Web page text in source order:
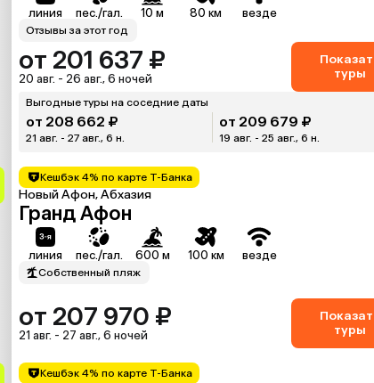
линия пес./гал. 10 м 80 км везде
Отзывы за этот год
от 201 637 ₽
20 авг. - 26 авг., 6 ночей
туры
Выгодные туры на соседние даты
от 208 662 ₽
21 авг. - 27 авг., 6 н.
от 209 679 ₽
19 авг. - 25 авг., 6 н.
Кешбэк 4% по карте Т-Банка
Новый Афон, Абхазия
Гранд Афон
линия пес./гал. 600 м 100 км везде
Собственный пляж
от 207 970 ₽
21 авг. - 27 авг., 6 ночей
туры
Кешбэк 4% по карте Т-Банка